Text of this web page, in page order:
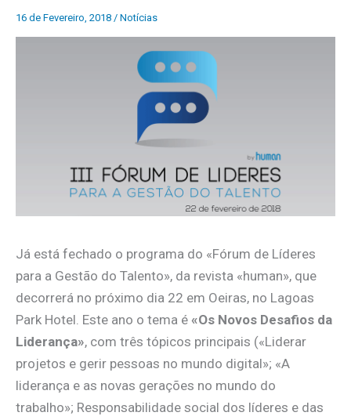
16 de Fevereiro, 2018 / Notícias
Já está fechado o programa do «Fórum de Líderes
para a Gestão do Talento», da revista «human», que
decorrerá no próximo dia 22 em Oeiras, no Lagoas
Park Hotel. Este ano o tema é «Os Novos Desafios da
Liderança», com três tópicos principais («Liderar
projetos e gerir pessoas no mundo digital»; «A
liderança e as novas gerações no mundo do
trabalho»; Responsabilidade social dos líderes e das